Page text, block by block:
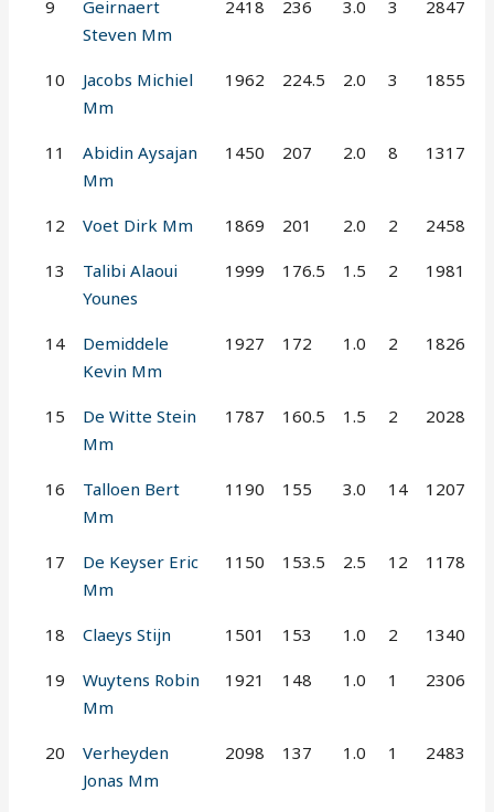
9
Geirnaert
Steven Mm
2418 236 3.0 3 2847
10
Jacobs Michiel
Mm
1962 224.5 2.0 3 1855
11
Abidin Aysajan
Mm
1450 207 2.0 8 1317
12 Voet Dirk Mm 1869 201 2.0 2 2458
13
Talibi Alaoui
Younes
1999 176.5 1.5 2 1981
14
Demiddele
Kevin Mm
1927 172 1.0 2 1826
15
De Witte Stein
Mm
1787 160.5 1.5 2 2028
16
Talloen Bert
Mm
1190 155 3.0 14 1207
17
De Keyser Eric
Mm
1150 153.5 2.5 12 1178
18 Claeys Stijn 1501 153 1.0 2 1340
19
Wuytens Robin
Mm
1921 148 1.0 1 2306
20
Verheyden
Jonas Mm
2098 137 1.0 1 2483